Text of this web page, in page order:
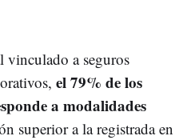
vinculado a seguros
el 79% de los
a modalidades
superior a la registrada en